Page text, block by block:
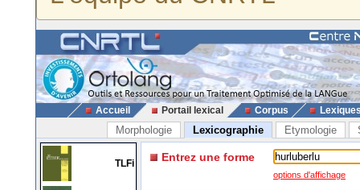
Accueil Portail lexical Corpus
Morphologie Lexicographie Etymologie
TLFi Entrez une forme
options d'affichage